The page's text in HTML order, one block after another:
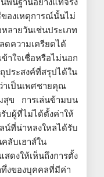
องเหตุการณ์นั้นไม่
ลายวันเช่นประเภท
ดความเครียดได้
าใจเชื่อหรือไม่นอก
ประสงค์ที่สรุปได้ใน
าเป็นเพศชายคุณ
สุข การเล่นข้ามบน
บผู้ที่ไม่ได้ตั้งค่าให้
ที่น่าหลงใหลได้รับ
ลับเฮาส์ใน
ดงให้เห็นถึงการตั้ง
งของบุคคลที่มีค่า